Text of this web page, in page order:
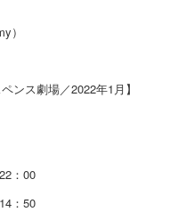
）
ンス劇場／2022年1月】
：00
：50